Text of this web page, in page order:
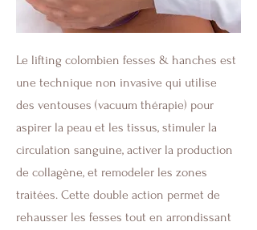
Le lifting colombien fesses & hanches est
une technique non invasive qui utilise
des ventouses (vacuum thérapie) pour
aspirer la peau et les tissus, stimuler la
circulation sanguine, activer la production
de collagène, et remodeler les zones
traitées. Cette double action permet de
rehausser les fesses tout en arrondissant